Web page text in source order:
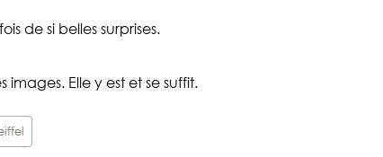
de si belles surprises.
images. Elle y est et se suffit.